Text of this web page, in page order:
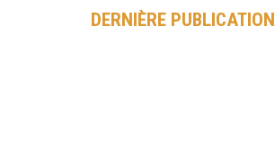
DERNIÈRE PUBLICATION